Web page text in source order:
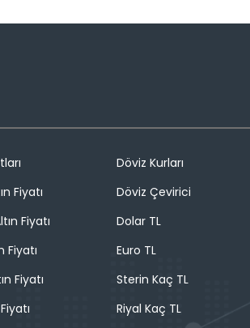
Fiyatı
Fiyatı
Fiyatı
Fiyatı
Döviz Kurları
Döviz Çevirici
Dolar TL
Euro TL
Sterin Kaç TL
Riyal Kaç TL